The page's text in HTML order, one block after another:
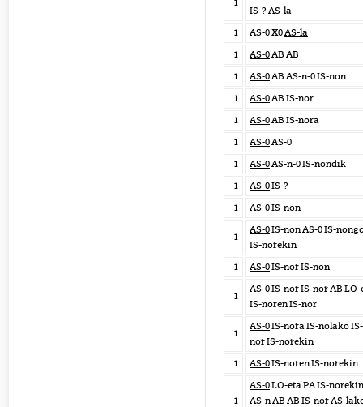
1
IS-? AS-la
1
AS-0 X0AS-la
1
AS-0AB AB
1
AS-0AB AS-n-0 IS-non
1
AS-0AB IS-nor
1
AS-0AB IS-nora
1
AS-0AS-0
1
AS-0AS-n-0 IS-nondik
1
AS-0IS-?
1
AS-0IS-non
1
AS-0IS-non AS-0 IS-
IS-norekin
1
AS-0IS-nor IS-non
1
AS-0IS-nor IS-nor AB LO-
IS-noren IS-nor
1
AS-0IS-nora IS-nolako IS-
nor IS-norekin
1
AS-0IS-noren IS-norekin
1
AS-0LO-eta PA IS-norekin
AS-n AB AB IS-nor AS-